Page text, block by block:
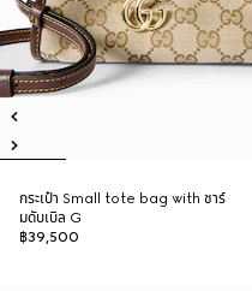
กระเป๋า Small tote bag with ชาร์
มดับเบิล G
฿39,500